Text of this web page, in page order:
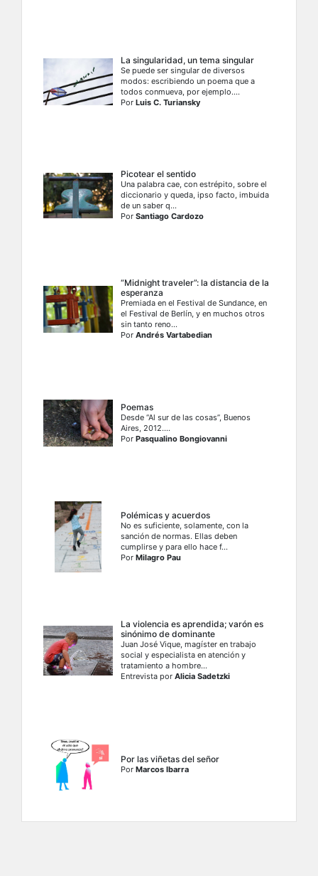
La singularidad, un tema singular
Se puede ser singular de diversos
modos: escribiendo un poema que a
todos conmueva, por ejemplo....
PorLuis C. Turiansky
Picotear el sentido
Una palabra cae, con estrépito, sobre el
diccionario y queda, ipso facto, imbuida
de un saber q...
PorSantiago Cardozo
“Midnight traveler”: la distancia de la
esperanza
Premiada en el Festival de Sundance, en
el Festival de Berlín, y en muchos otros
sin tanto reno...
PorAndrés Vartabedian
Poemas
Desde “Al sur de las cosas”, Buenos
Aires, 2012....
PorPasqualino Bongiovanni
Polémicas y acuerdos
No es suficiente, solamente, con la
sanción de normas. Ellas deben
cumplirse y para ello hace f...
PorMilagro Pau
La violencia es aprendida; varón es
sinónimo de dominante
Juan José Vique, magíster en trabajo
social y especialista en atención y
tratamiento a hombre...
Entrevista porAlicia Sadetzki
Por las viñetas del señor
PorMarcos Ibarra